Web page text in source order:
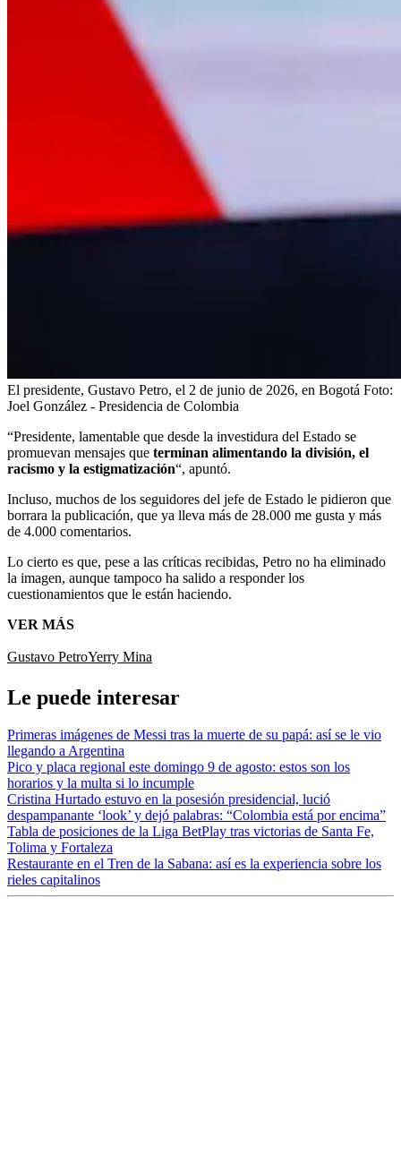
El presidente, Gustavo Petro, el 2 de junio de 2026, en Bogotá Foto:
Joel González - Presidencia de Colombia
“Presidente, lamentable que desde la investidura del Estado se
promuevan mensajes que terminan alimentando la división, el
racismo y la estigmatización“, apuntó.
Incluso, muchos de los seguidores del jefe de Estado le pidieron que
borrara la publicación, que ya lleva más de 28.000 me gusta y más
de 4.000 comentarios.
Lo cierto es que, pese a las críticas recibidas, Petro no ha eliminado
la imagen, aunque tampoco ha salido a responder los
cuestionamientos que le están haciendo.
VER MÁS
Gustavo PetroYerry Mina
Le puede interesar
Primeras imágenes de Messi tras la muerte de su papá: así se le vio
llegando a Argentina
Pico y placa regional este domingo 9 de agosto: estos son los
horarios y la multa si lo incumple
Cristina Hurtado estuvo en la posesión presidencial, lució
despampanante ‘look’ y dejó palabras: “Colombia está por encima”
Tabla de posiciones de la Liga BetPlay tras victorias de Santa Fe,
Tolima y Fortaleza
Restaurante en el Tren de la Sabana: así es la experiencia sobre los
rieles capitalinos